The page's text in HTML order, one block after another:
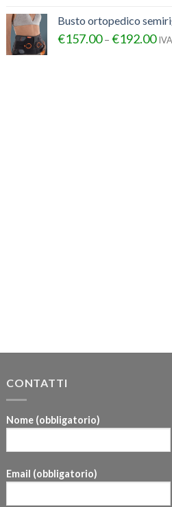
Busto ortopedico
€157.00– €192.00
CONTATTI
Nome (obbligatorio)
Email (obbligatorio)